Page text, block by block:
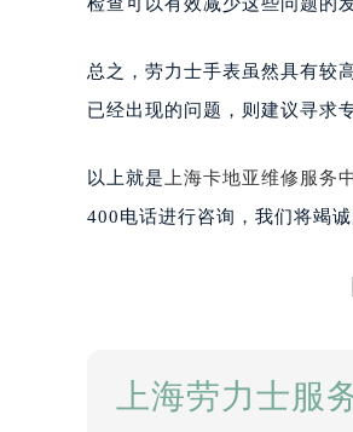
总之，劳力士手表虽然具有较
已经出现的问题，则建议寻求
以上就是 上海卡地亚维修服务
400电话进行咨询，我们将竭诚
上海劳力士服